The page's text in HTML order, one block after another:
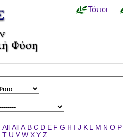
Τόποι
All All A B C D E F G H I J K L M N O P
T U V W X Y Z